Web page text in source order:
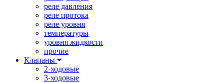
реле давления
реле протока
реле уровня
температуры
уровня жидкости
прочие
Клапаны
2-ходовые
3-ходовые